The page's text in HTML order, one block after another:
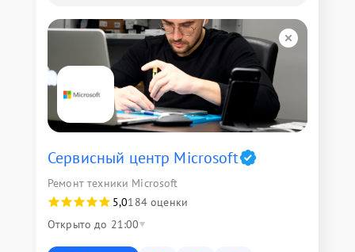
Сервисный центр Microsoft
Ремонт техники Microsoft
5,0184 оценки
Открыто до 21:00